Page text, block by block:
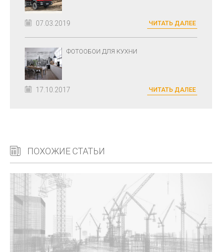
07.03.2019 ЧИТАТЬ ДАЛЕЕ
ФОТООБОИ ДЛЯ КУХНИ
17.10.2017 ЧИТАТЬ ДАЛЕЕ
ПОХОЖИЕ СТАТЬИ